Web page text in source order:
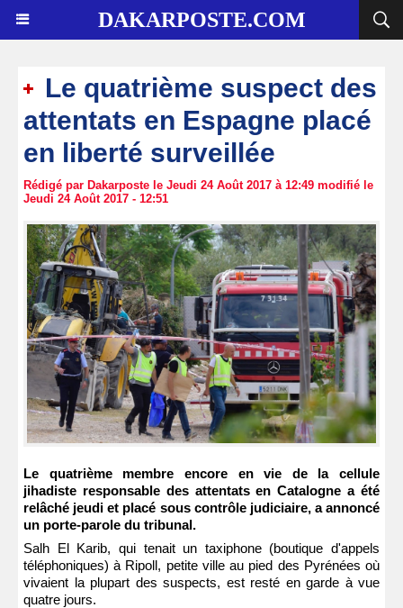
DAKARPOSTE.COM
Le quatrième suspect des
attentats en Espagne placé
en liberté surveillée
Rédigé par Dakarposte le Jeudi 24 Août 2017 à 12:49 modifié le
Jeudi 24 Août 2017 - 12:51
Le quatrième membre encore en vie de la cellule
jihadiste responsable des attentats en Catalogne a été
relâché jeudi et placé sous contrôle judiciaire, a annoncé
un porte-parole du tribunal.
Salh El Karib, qui tenait un taxiphone (boutique d'appels
téléphoniques) à Ripoll, petite ville au pied des Pyrénées où
vivaient la plupart des suspects, est resté en garde à vue
quatre jours.